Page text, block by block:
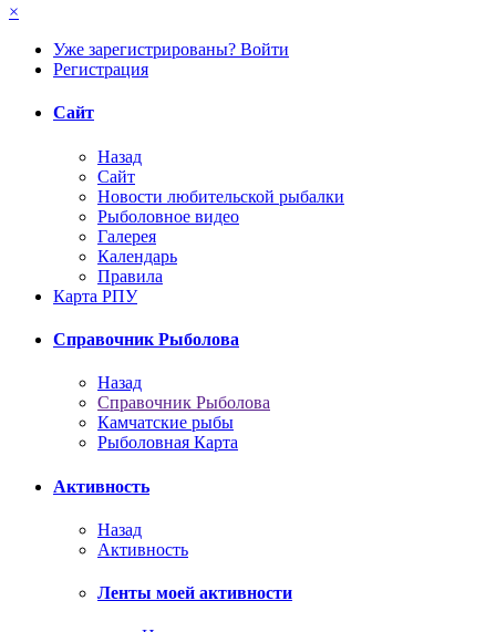
×
Уже зарегистрированы? Войти
Регистрация
Сайт
Назад
Сайт
Новости любительской рыбалки
Рыболовное видео
Галерея
Календарь
Правила
Карта РПУ
Справочник Рыболова
Назад
Справочник Рыболова
Камчатские рыбы
Рыболовная Карта
Активность
Назад
Активность
Ленты моей активности